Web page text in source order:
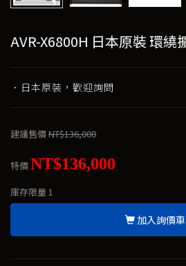
AVR-X6800H 日本原裝 環繞
．日本原裝，歡迎詢問
建議售價NT$136,000
特價NT$136,000
庫存限量1
加入詢價車